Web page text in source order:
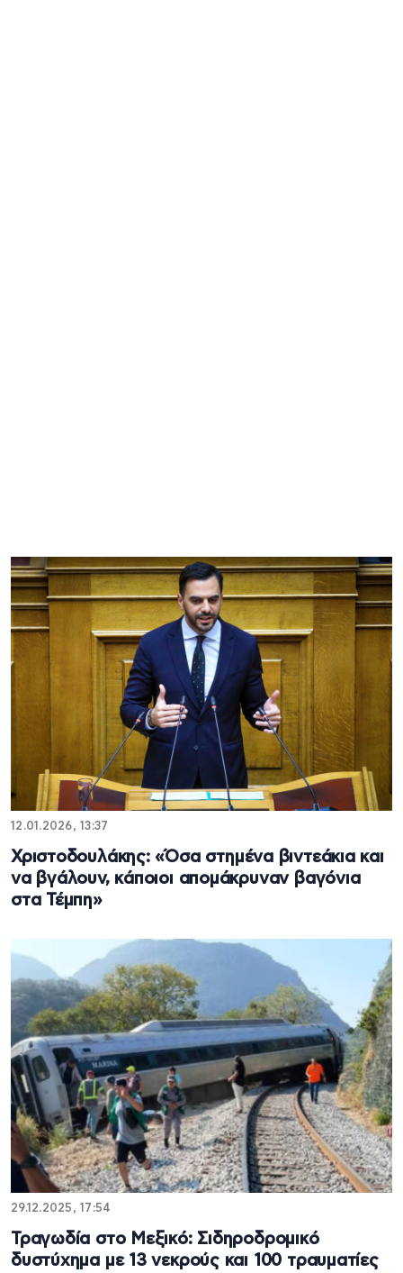
12.01.2026, 13:37
Χριστοδουλάκης: «Όσα στημένα βιντεάκια και
να βγάλουν, κάποιοι απομάκρυναν βαγόνια
στα Τέμπη»
29.12.2025, 17:54
Τραγωδία στο Μεξικό: Σιδηροδρομικό
δυστύχημα με 13 νεκρούς και 100 τραυματίες